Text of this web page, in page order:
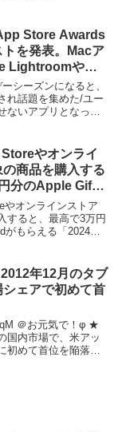
Store Awards
を発表。Macア
Lightroomや
ロストパンク
選出。
シーズンになると、
れ話題を集めた/ユー
ないアプリとなった
Store Awards)」と
現地時間2024年11月
プリの候補となるフ
リをAppleが発表して
やオンライ
商品を購入する
分のApple Gift
「2024年 Apple
。
やオンラインストア
すると、最高で3万円
もらえる「2024年
年12月のタブ
ェアで初めて首
＠お元気で！φ ★
国内市場で、米アッ
初めて首位を陥落し